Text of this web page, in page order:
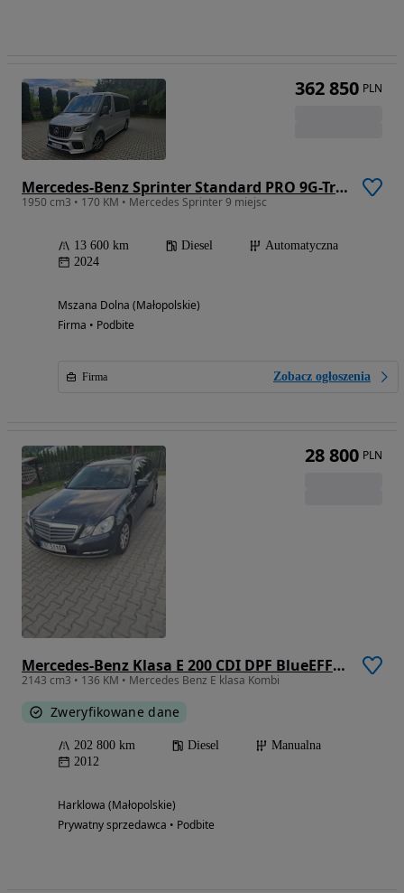
Mercedes-Benz Sprinter Standard PRO 9G-Tronic 907.253
1950 cm3 • 170 KM • Mercedes Sprinter 9 miejsc
13 600 km Diesel
Automatyczna
2024
Mszana Dolna (Małopolskie)
Firma • Podbite
Firma Zobacz ogłoszenia
362 850 PLN
Mercedes-Benz Klasa E 200 CDI DPF BlueEFFICIENCY
2143 cm3 • 136 KM • Mercedes Benz E klasa Kombi
Zweryfikowane dane
202 800 km Diesel
Manualna
2012
Harklowa (Małopolskie)
Prywatny sprzedawca • Podbite
28 800 PLN